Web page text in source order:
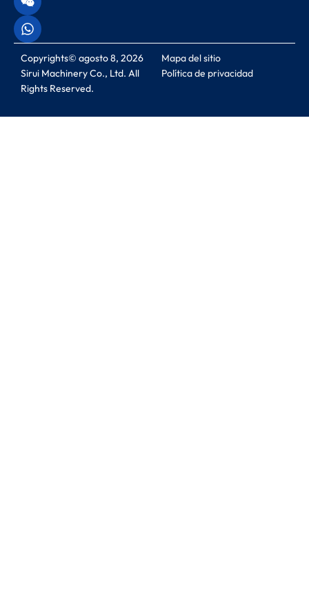
Copyrights© agosto 8, 2026
Sirui Machinery Co., Ltd. All
Rights Reserved.
Mapa del sitio
Política de privacidad